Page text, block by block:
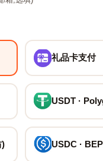
礼品卡支付
USDT ·
) USDC ·